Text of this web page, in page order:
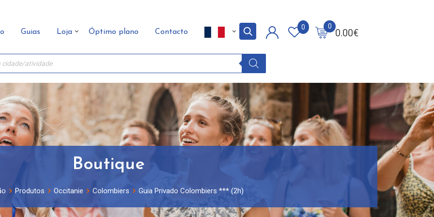
Guias Loja Óptimo plano Contacto 0.00€
0
0
Boutique
Produtos Occitanie Colombiers Guia Privado Colombiers *** (2h)